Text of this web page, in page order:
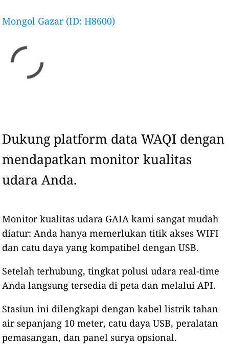
Mongol Gazar (ID: H8600)
Dukung platform data WAQI dengan
mendapatkan monitor kualitas
udara Anda.
Monitor kualitas udara GAIA kami sangat mudah
diatur: Anda hanya memerlukan titik akses WIFI
dan catu daya yang kompatibel dengan USB.
Setelah terhubung, tingkat polusi udara real-time
Anda langsung tersedia di peta dan melalui API.
Stasiun ini dilengkapi dengan kabel listrik tahan
air sepanjang 10 meter, catu daya USB, peralatan
pemasangan, dan panel surya opsional.